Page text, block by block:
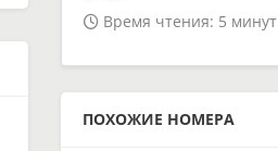
Время чтения: 5 минут
ПОХОЖИЕ НОМЕРА